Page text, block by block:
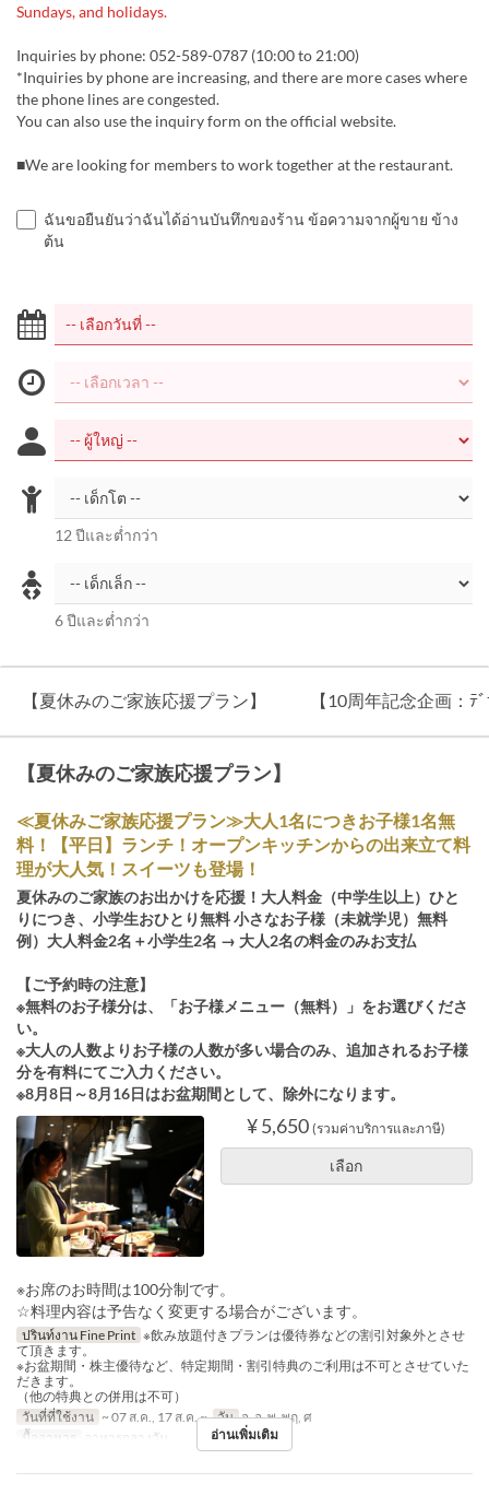
Sundays, and holidays.
Inquiries by phone: 052-589-0787 (10:00 to 21:00)
*Inquiries by phone are increasing, and there are more cases where
the phone lines are congested.
You can also use the inquiry form on the official website.
■We are looking for members to work together at the restaurant.
ฉันขอยืนยันว่าฉันได้อ่านบันทึกของร้าน ข้อความจากผู้ขาย ข้าง
ต้น
12 ปีและต่ำกว่า
6 ปีและต่ำกว่า
【夏休みのご家族応援プラン】 【10周年記念企画：ﾃ
【夏休みのご家族応援プラン】
≪夏休みご家族応援プラン≫大人1名につきお子様1名無
料！【平日】ランチ！オープンキッチンからの出来立て料
理が大人気！スイーツも登場！
夏休みのご家族のお出かけを応援！大人料金（中学生以上）ひと
りにつき、小学生おひとり無料 小さなお子様（未就学児）無料
例）大人料金2名＋小学生2名 → 大人2名の料金のみお支払
【ご予約時の注意】
※無料のお子様分は、「お子様メニュー（無料）」をお選びくださ
い。
※大人の人数よりお子様の人数が多い場合のみ、追加されるお子様
分を有料にてご入力ください。
※8月8日～8月16日はお盆期間として、除外になります。
¥ 5,650 (รวมค่าบริการและภาษี)
เลือก
※お席のお時間は100分制です。
☆料理内容は予告なく変更する場合がございます。
ปรินท์งาน Fine Print ※飲み放題付きプランは優待券などの割引対象外とさせ
て頂きます。
※お盆期間・株主優待など、特定期間・割引特典のご利用は不可とさせていた
だきます。
（他の特典との併用は不可）
วันที่ที่ใช้งาน ~ 07 ส.ค., 17 ส.ค. ~ วัน จ, อ, พ, พฤ, ศ
มื้ออาหาร
อาหารกลางวัน อ่านเพิ่มเติม